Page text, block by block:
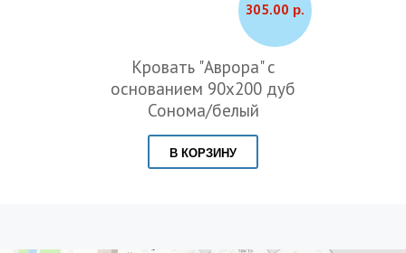
305.00 р.
Кровать "Аврора" с
основанием 90х200 дуб
Сонома/белый
В КОРЗИНУ